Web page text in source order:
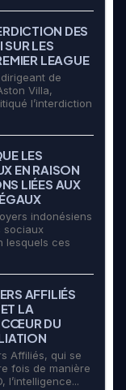
DES
SUR LES
LEAGUE
de
Villa,
l’interdiction
LES
EN RAISON
LIÉES AUX
indonésiens
sociaux
lesquels ces
AFFILIÉS
LA
CŒUR DU
Affiliés, qui se
fois de manière
l’intelligence...